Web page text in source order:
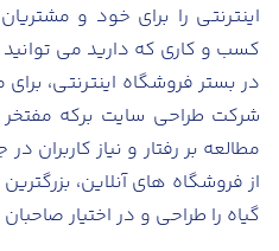
اینترنتی را برای خود و
کسب و کاری که دارید می
در بستر فروشگاه اینترنتی،
شرکت طراحی سایت برکه
مطالعه بر رفتار و نیاز
از فروشگاه های آنلاین،
گیاه را طراحی و در اختیار